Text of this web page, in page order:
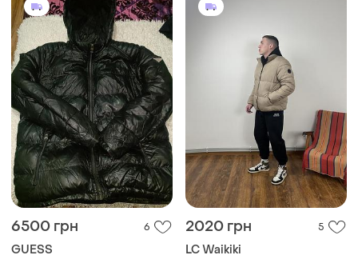
6500 грн 6
GUESS
2020 грн 5
LC Waikiki